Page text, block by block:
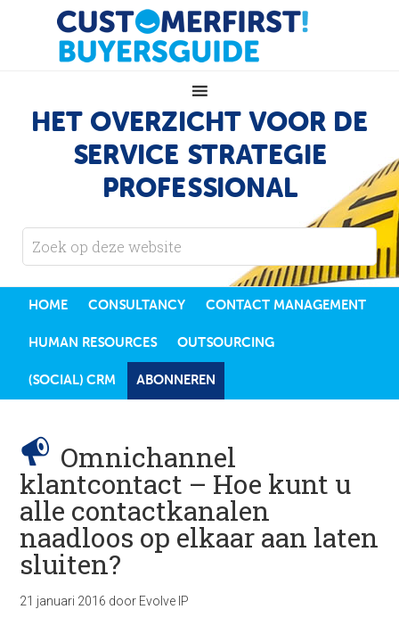
HET OVERZICHT VOOR DE
SERVICE STRATEGIE
PROFESSIONAL
HOME CONSULTANCY CONTACT MANAGEMENT
HUMAN RESOURCES OUTSOURCING
(SOCIAL) CRM ABONNEREN
Omnichannel
klantcontact – Hoe kunt u
alle contactkanalen
naadloos op elkaar aan laten
sluiten?
21 januari 2016 door Evolve IP